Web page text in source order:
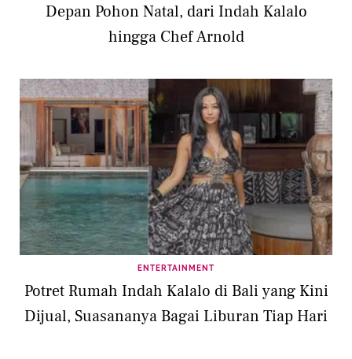
Depan Pohon Natal, dari Indah Kalalo
hingga Chef Arnold
ENTERTAINMENT
Potret Rumah Indah Kalalo di Bali yang Kini
Dijual, Suasananya Bagai Liburan Tiap Hari